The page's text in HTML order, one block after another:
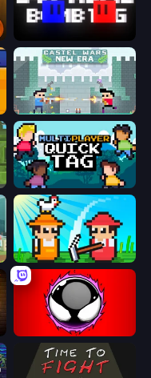
Castle Wars: New Era
Multiplayer Quick Tag
Farmer Challenge Party
Splatmans